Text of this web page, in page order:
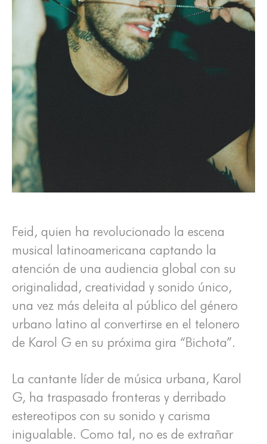
Feid, quien ha revolucionado la escena
musical latinoamericana captando la
atención de una audiencia global con su
originalidad, creatividad y sonido único,
una vez más deleita al público del género
urbano latino al convertirse en el telonero
de Karol G en su próxima gira “Bichota”.
La cantante líder de música urbana, Karol
G, ha traspasado fronteras y derribado
estereotipos con su sonido y carisma
inigualable. Como tal, no es de extrañar